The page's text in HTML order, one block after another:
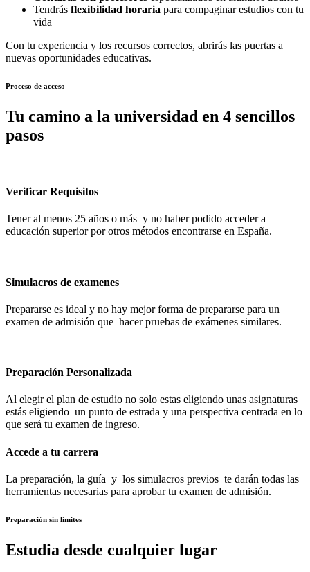
Tendrás flexibilidad horaria para compaginar estudios con tu
vida
Con tu experiencia y los recursos correctos, abrirás las puertas a
nuevas oportunidades educativas.
Proceso de acceso
Tu camino a la universidad en 4 sencillos
pasos
Verificar Requisitos
Tener al menos 25 años o más y no haber podido acceder a
educación superior por otros métodos encontrarse en España.
Simulacros de examenes
Prepararse es ideal y no hay mejor forma de prepararse para un
examen de admisión que hacer pruebas de exámenes similares.
Preparación Personalizada
Al elegir el plan de estudio no solo estas eligiendo unas asignaturas
estás eligiendo un punto de estrada y una perspectiva centrada en lo
que será tu examen de ingreso.
Accede a tu carrera
La preparación, la guía y los simulacros previos te darán todas las
herramientas necesarias para aprobar tu examen de admisión.
Preparación sin límites
Estudia desde cualquier lugar